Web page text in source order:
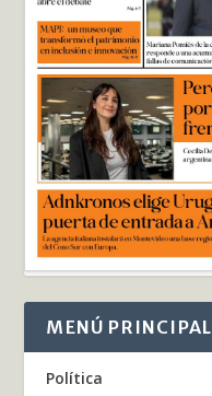
MENÚ PRINCIPAL
Política